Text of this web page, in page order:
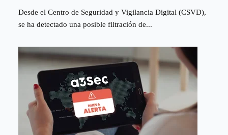
Desde el Centro de Seguridad y Vigilancia Digital (CSVD),
se ha detectado una posible filtración de...